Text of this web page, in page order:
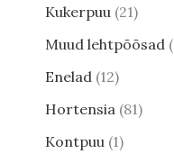
Kukerpuu 21
Muud lehtpõõsad
Enelad 12
Hortensia 81
Kontpuu 1